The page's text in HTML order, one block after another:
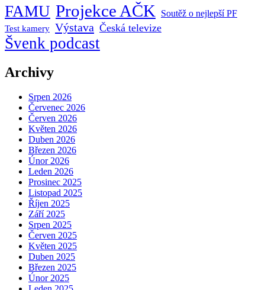
FAMU Projekce AČK Soutěž o nejlepší PF
Test kamery Výstava Česká televize
Švenk podcast
Archivy
Srpen 2026
Červenec 2026
Červen 2026
Květen 2026
Duben 2026
Březen 2026
Únor 2026
Leden 2026
Prosinec 2025
Listopad 2025
Říjen 2025
Září 2025
Srpen 2025
Červen 2025
Květen 2025
Duben 2025
Březen 2025
Únor 2025